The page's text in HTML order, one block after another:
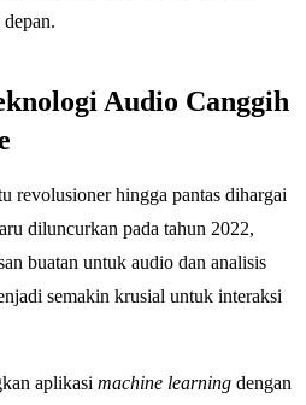
Audio Canggih
revolusioner hingga pantas dihargai
diluncurkan pada tahun 2022,
buatan untuk audio dan analisis
semakin krusial untuk interaksi
aplikasi machine learning dengan